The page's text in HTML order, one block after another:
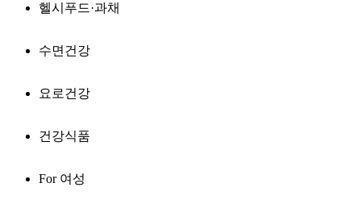
헬시푸드·과채
수면건강
요로건강
건강식품
For 여성